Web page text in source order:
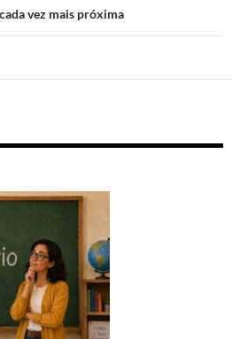
vez mais próxima